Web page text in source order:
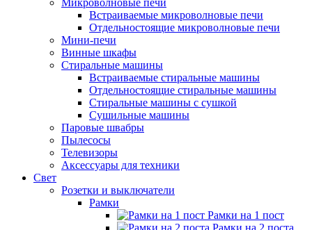
Микроволновые печи
Встраиваемые микроволновые печи
Отдельностоящие микроволновые печи
Мини-печи
Винные шкафы
Стиральные машины
Встраиваемые стиральные машины
Отдельностоящие стиральные машины
Стиральные машины с сушкой
Сушильные машины
Паровые швабры
Пылесосы
Телевизоры
Аксессуары для техники
Свет
Розетки и выключатели
Рамки
Рамки на 1 пост
Рамки на 2 поста